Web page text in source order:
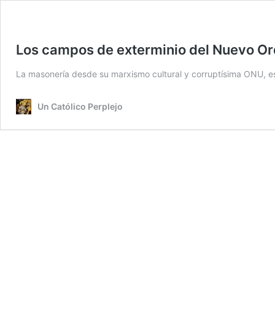
Los campos de exterminio del Nuevo
La masonería desde su marxismo cultural y corruptísima ONU,
Un Católico Perplejo